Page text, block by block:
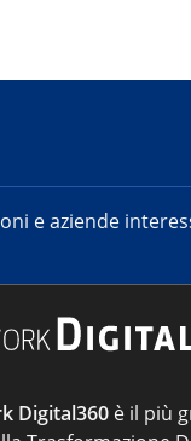
e aziende
Digital360 è il più